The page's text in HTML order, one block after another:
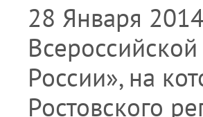
28 Января
России», на
Ростовского